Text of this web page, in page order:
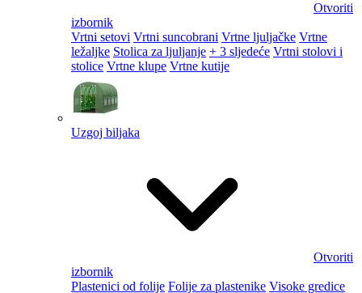
Otvoriti
izbornik
Vrtni setovi Vrtni suncobrani Vrtne ljuljačke Vrtne
ležaljke Stolica za ljuljanje + 3 sljedeće Vrtni stolovi i
stolice Vrtne klupe Vrtne kutije
Uzgoj biljaka
Otvoriti
izbornik
Plastenici od folije Folije za plastenike Visoke gredice